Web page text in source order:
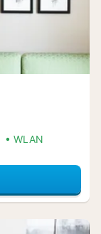
WLAN